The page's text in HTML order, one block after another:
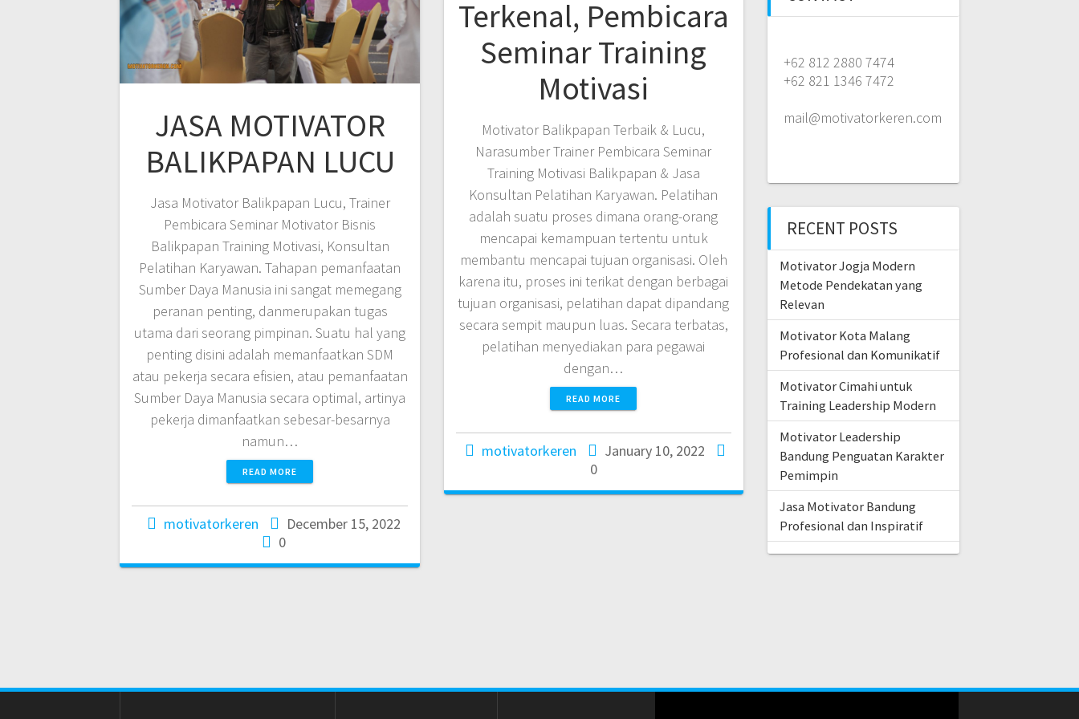
JASA MOTIVATOR
BALIKPAPAN LUCU
Jasa Motivator Balikpapan Lucu, Trainer
Pembicara Seminar Motivator Bisnis
Balikpapan Training Motivasi, Konsultan
Pelatihan Karyawan. Tahapan pemanfaatan
Sumber Daya Manusia ini sangat memegang
peranan penting, danmerupakan tugas
utama dari seorang pimpinan. Suatu hal yang
penting disini adalah memanfaatkan SDM
atau pekerja secara efisien, atau pemanfaatan
Sumber Daya Manusia secara optimal, artinya
pekerja dimanfaatkan sebesar-besarnya
namun…
READ MORE
motivatorkeren
December 15, 2022
0
Terkenal, Pembicara
Seminar Training
Motivasi
Motivator Balikpapan Terbaik & Lucu,
Narasumber Trainer Pembicara Seminar
Training Motivasi Balikpapan & Jasa
Konsultan Pelatihan Karyawan. Pelatihan
adalah suatu proses dimana orang-orang
mencapai kemampuan tertentu untuk
membantu mencapai tujuan organisasi. Oleh
karena itu, proses ini terikat dengan berbagai
tujuan organisasi, pelatihan dapat dipandang
secara sempit maupun luas. Secara terbatas,
pelatihan menyediakan para pegawai
dengan…
READ MORE
motivatorkeren
January 10, 2022
0
+62 812 2880 7474
+62 821 1346 7472
mail@motivatorkeren.com
RECENT POSTS
Motivator Jogja Modern
Metode Pendekatan yang
Relevan
Motivator Kota Malang
Profesional dan Komunikatif
Motivator Cimahi untuk
Training Leadership Modern
Motivator Leadership
Bandung Penguatan Karakter
Pemimpin
Jasa Motivator Bandung
Profesional dan Inspiratif